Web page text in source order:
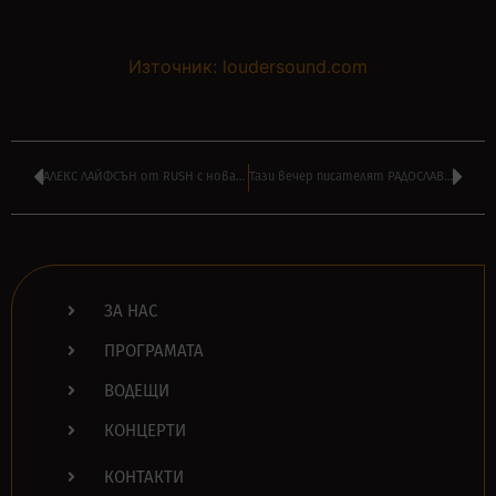
Източник: loudersound.com
АЛЕКС ЛАЙФСЪН от RUSH с нова песен в памет на НИЙЛ ПИЪРТ Тази вечер писателят РАДОСЛАВ ПАРУШЕВ в ‘МОЯТ ПЛЕЙЛИСТ’ по БНТ1
ЗА НАС
ПРОГРАМАТА
ВОДЕЩИ
КОНЦЕРТИ
КОНТАКТИ